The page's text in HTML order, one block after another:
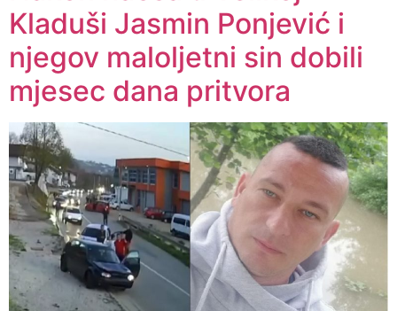
Kladuši Jasmin Ponjević i
njegov maloljetni sin dobili
mjesec dana pritvora